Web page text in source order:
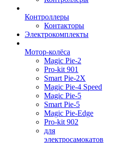
Контроллеры
Контакторы
Электрокомплекты
Мотор-колёса
Magic Pie-2
Pro-kit 901
Smart Pie-2X
Magic Pie-4 Speed
Magic Pie-5
Smart Pie-5
Magic Pie-Edge
Pro-kit 902
для
электросамокатов